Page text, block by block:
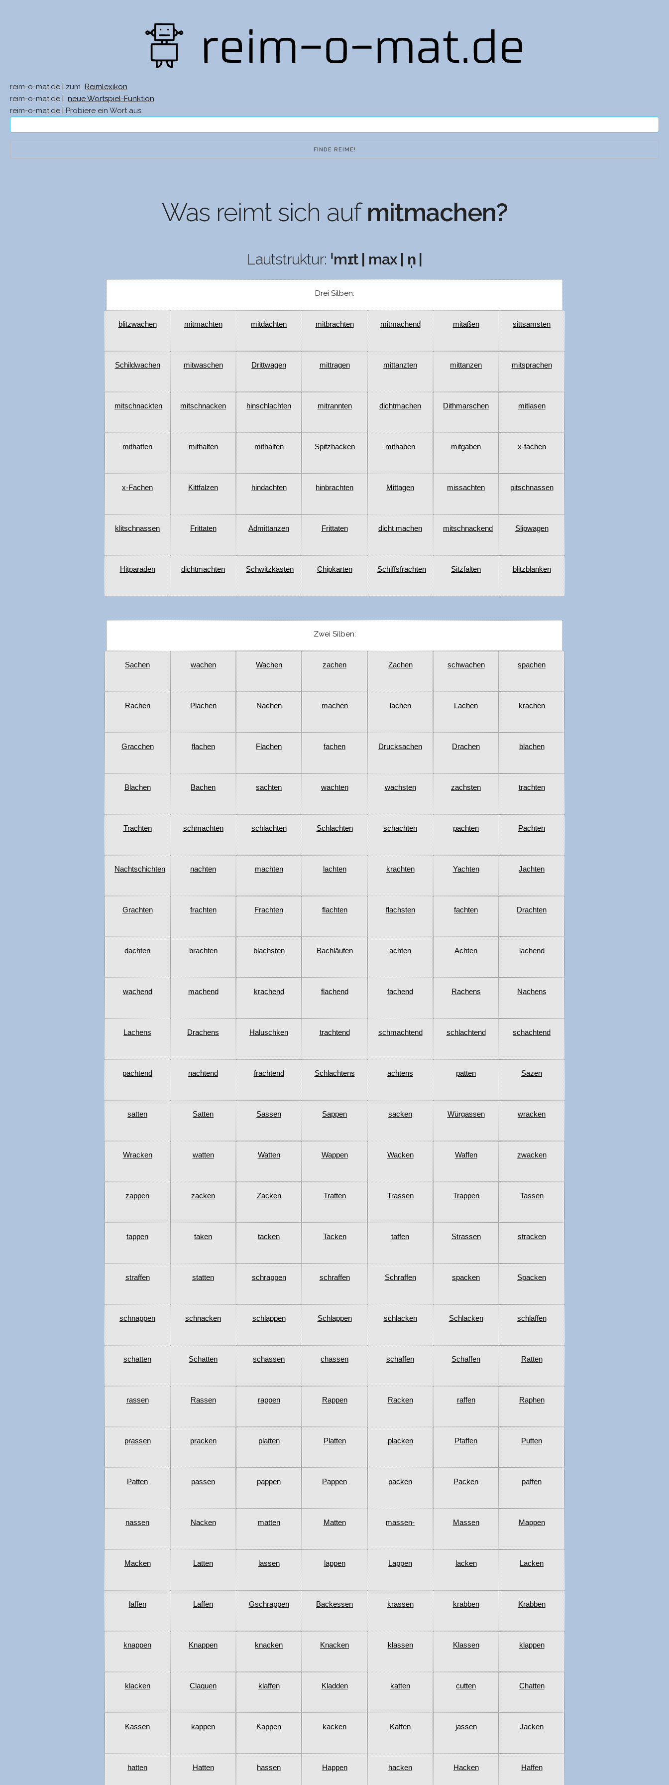
reim-o-mat.de | zum
Reimlexikon
reim-o-mat.de |
neue Wortspiel-Funktion
reim-o-mat.de | Probiere ein Wort aus:
Was reimt sich aufmitmachen?
Lautstruktur: ˈmɪt | max | n̩ |
Drei Silben:
blitzwachen mitmachten mitdachten mitbrachten mitmachend mitaßen sittsamsten
Schildwachen mitwaschen Drittwagen mittragen mittanzten mittanzen mitsprachen
mitschnackten mitschnacken hinschlachten mitrannten dichtmachen Dithmarschen mitlasen
mithatten mithalten mithalfen Spitzhacken mithaben mitgaben x-fachen
x-Fachen Kittfalzen hindachten hinbrachten Mittagen missachten pitschnassen
klitschnassen Frittaten Admittanzen Frittaten dicht machen mitschnackend Slipwagen
Hitparaden dichtmachten Schwitzkasten Chipkarten Schiffsfrachten Sitzfalten blitzblanken
Zwei Silben:
Sachen wachen Wachen zachen Zachen schwachen spachen
Rachen Plachen Nachen machen lachen Lachen krachen
Gracchen flachen Flachen fachen Drucksachen Drachen blachen
Blachen Bachen sachten wachten wachsten zachsten trachten
Trachten schmachten schlachten Schlachten schachten pachten Pachten
Nachtschichten nachten machten lachten krachten Yachten Jachten
Grachten frachten Frachten flachten flachsten fachten Drachten
dachten brachten blachsten Bachläufen achten Achten lachend
wachend machend krachend flachend fachend Rachens Nachens
Lachens Drachens Haluschken trachtend schmachtend schlachtend schachtend
pachtend nachtend frachtend Schlachtens achtens patten Sazen
satten Satten Sassen Sappen sacken Würgassen wracken
Wracken watten Watten Wappen Wacken Waffen zwacken
zappen zacken Zacken Tratten Trassen Trappen Tassen
tappen taken tacken Tacken taffen Strassen stracken
straffen statten schrappen schraffen Schraffen spacken Spacken
schnappen schnacken schlappen Schlappen schlacken Schlacken schlaffen
schatten Schatten schassen chassen schaffen Schaffen Ratten
rassen Rassen rappen Rappen Racken raffen Raphen
prassen pracken platten Platten placken Pfaffen Putten
Patten passen pappen Pappen packen Packen paffen
nassen Nacken matten Matten massen- Massen Mappen
Macken Latten lassen lappen Lappen lacken Lacken
laffen Laffen Gschrappen Backessen krassen krabben Krabben
knappen Knappen knacken Knacken klassen Klassen klappen
klacken Claquen klaffen Kladden katten cutten Chatten
Kassen kappen Kappen kacken Kaffen jassen Jacken
hatten Hatten hassen Happen hacken Hacken Haffen